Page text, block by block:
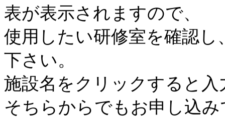
表が表示されますので、
使用したい研修室を確認
下さい。
施設名をクリックすると
そちらからでもお申し込